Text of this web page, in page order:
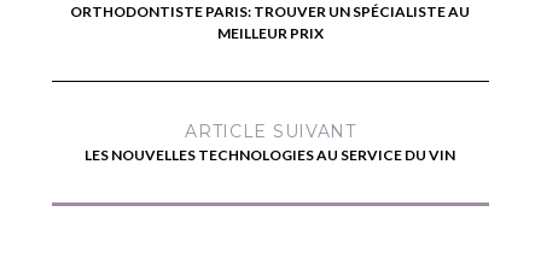
ORTHODONTISTE PARIS: TROUVER UN SPÉCIALISTE AU
MEILLEUR PRIX
ARTICLE SUIVANT
LES NOUVELLES TECHNOLOGIES AU SERVICE DU VIN